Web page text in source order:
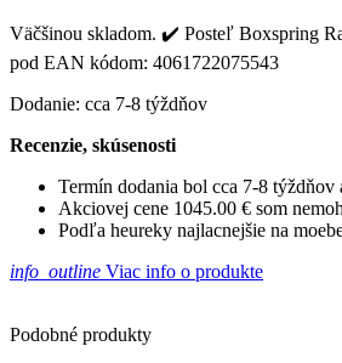
Väčšinou skladom. ✔️ Posteľ Boxspring
pod EAN kódom: 4061722075543
Dodanie: cca 7-8 týždňov
Recenzie, skúsenosti
Termín dodania bol cca 7-8 týždňov
Akciovej cene 1045.00 € som
Podľa heureky najlacnejšie na
info_outline Viac info o produkte
Podobné produkty